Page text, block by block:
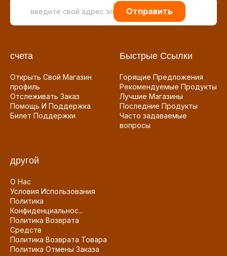
Отправить
счета
Открыть Свой Магазин
профиль
Отслеживать Заказ
Помощь И Поддержка
Билет Поддержки
Быстрые Ссылки
Горящие Предложения
Рекомендуемые Продукты
Лучшие Магазины
Последние Продукты
Часто задаваемые
вопросы
другой
О Нас
Условия Использования
Политика
Конфиденциальнос...
Политика Возврата
Средств
Политика Возврата Товара
Политика Отмены Заказа